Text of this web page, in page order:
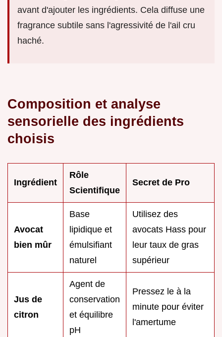
avant d'ajouter les ingrédients. Cela diffuse une
fragrance subtile sans l'agressivité de l'ail cru
haché.
Composition et analyse
sensorielle des ingrédients
choisis
Ingrédient
Rôle
Scientifique
Secret de Pro
Avocat
bien mûr
Base
lipidique et
émulsifiant
naturel
Utilisez des
avocats Hass pour
leur taux de gras
supérieur
Jus de
citron
Agent de
conservation
et équilibre
pH
Pressez le à la
minute pour éviter
l'amertume